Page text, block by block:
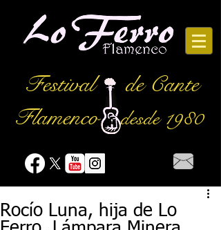
Festival
de Cante
Flamencodesde 1980
Rocío Luna, hija de Lo